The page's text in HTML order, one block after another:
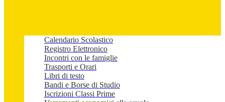
Calendario Scolastico
Registro Elettronico
Incontri con le famiglie
Trasporti e Orari
Libri di testo
Bandi e Borse di Studio
Iscrizioni Classi Prime